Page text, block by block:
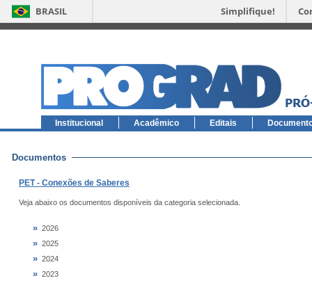
BRASIL Simplifique!
Institucional Acadêmico Editais
Documentos
PET - Conexões de Saberes
Veja abaixo os documentos disponíveis da categoria selecionada.
» 2026
» 2025
» 2024
» 2023